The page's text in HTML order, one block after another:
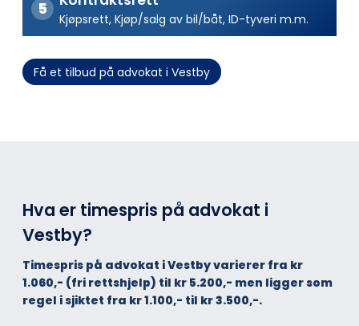
Kjøpsrett, Kjøp/salg av bil/båt, ID-tyveri m.m.
Få et tilbud på advokat i Vestby
Hva er timespris på advokat i
Vestby?
Timespris på advokat i Vestby varierer fra kr
1.060,- (fri rettshjelp) til kr 5.200,- men ligger som
regel i sjiktet fra kr 1.100,- til kr 3.500,-.